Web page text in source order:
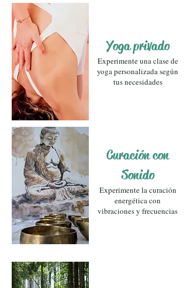
Yoga privado
Experimente una clase de
yoga personalizada según
tus necesidades
Curación con
Sonido
Experimente la curación
energética con
vibraciones y frecuencias